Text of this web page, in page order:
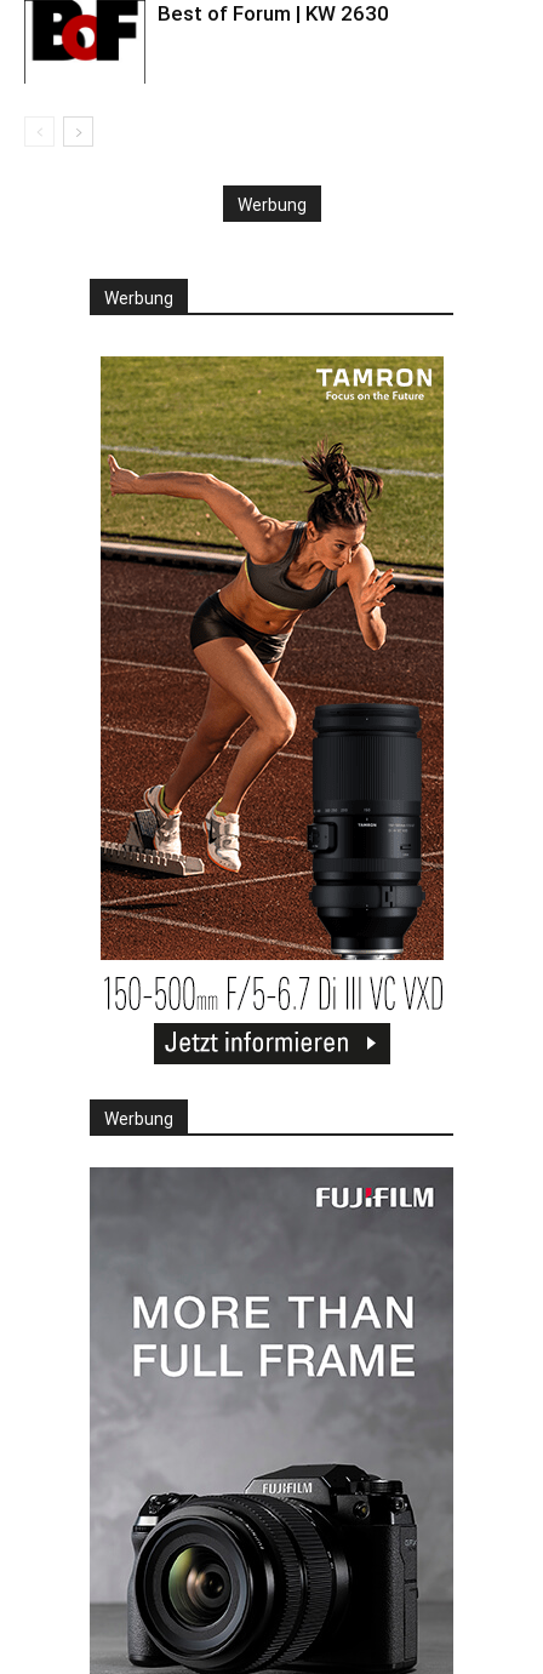
Best of Forum | KW 2630
Werbung
Werbung
Werbung